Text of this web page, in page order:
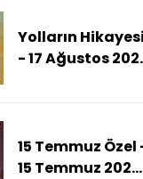
Yolların Hikayesi
- 17 Ağustos
Sarıkaya ile
Adana'da)
15 Temmuz Özel
15 Temmuz 2024